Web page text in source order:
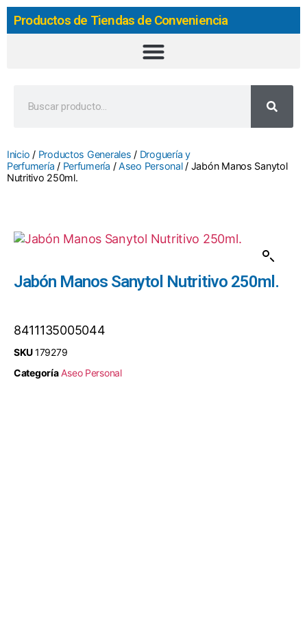
Productos de Tiendas de Conveniencia
Inicio / Productos Generales / Droguería y
Perfumería / Perfumería /Aseo Personal/ Jabón Manos Sanytol
Nutritivo 250ml.
Jabón Manos Sanytol Nutritivo 250ml.
8411135005044
SKU179279
Categoría Aseo Personal